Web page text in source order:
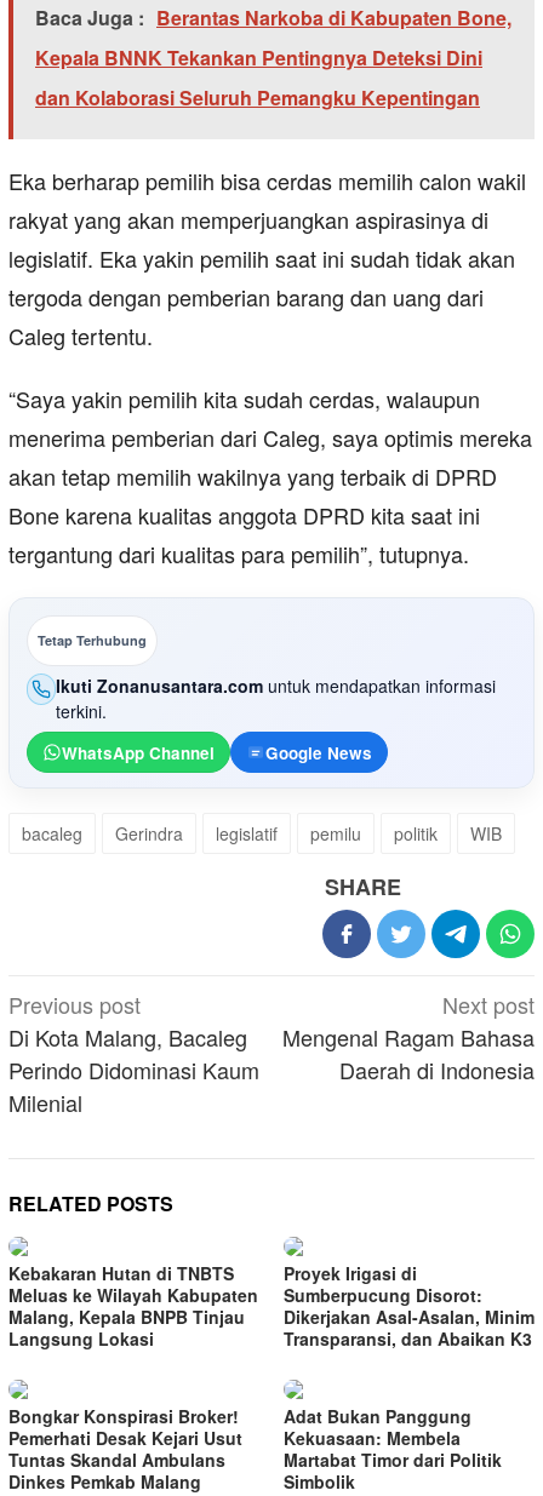
Baca Juga : Berantas Narkoba di Kabupaten Bone,
Kepala BNNK Tekankan Pentingnya Deteksi Dini
dan Kolaborasi Seluruh Pemangku Kepentingan
Eka berharap pemilih bisa cerdas memilih calon wakil
rakyat yang akan memperjuangkan aspirasinya di
legislatif. Eka yakin pemilih saat ini sudah tidak akan
tergoda dengan pemberian barang dan uang dari
Caleg tertentu.
“Saya yakin pemilih kita sudah cerdas, walaupun
menerima pemberian dari Caleg, saya optimis mereka
akan tetap memilih wakilnya yang terbaik di DPRD
Bone karena kualitas anggota DPRD kita saat ini
tergantung dari kualitas para pemilih”, tutupnya.
Tetap Terhubung
Ikuti Zonanusantara.com untuk mendapatkan informasi
terkini.
WhatsApp Channel Google News
bacaleg Gerindra legislatif pemilu politik WIB
SHARE
Post
navigation
Previous post
Di Kota Malang, Bacaleg
Perindo Didominasi Kaum
Milenial
Next post
Mengenal Ragam Bahasa
Daerah di Indonesia
RELATED POSTS
Kebakaran Hutan di TNBTS
Meluas ke Wilayah Kabupaten
Malang, Kepala BNPB Tinjau
Langsung Lokasi
Proyek Irigasi di
Sumberpucung Disorot:
Dikerjakan Asal-Asalan, Minim
Transparansi, dan Abaikan K3
Bongkar Konspirasi Broker!
Pemerhati Desak Kejari Usut
Tuntas Skandal Ambulans
Dinkes Pemkab Malang
Adat Bukan Panggung
Kekuasaan: Membela
Martabat Timor dari Politik
Simbolik